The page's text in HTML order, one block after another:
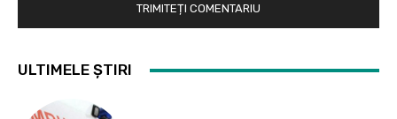
ULTIMELE ȘTIRI